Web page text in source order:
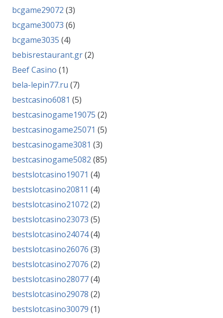
bcgame29072 (3)
bcgame30073 (6)
bcgame3035 (4)
bebisrestaurant.gr(2)
Beef Casino (1)
bela-lepin77.ru (7)
bestcasino6081 (5)
bestcasinogame19075 (2)
bestcasinogame25071 (5)
bestcasinogame3081 (3)
bestcasinogame5082 (85)
bestslotcasino19071 (4)
bestslotcasino20811 (4)
bestslotcasino21072 (2)
bestslotcasino23073 (5)
bestslotcasino24074(4)
bestslotcasino26076 (3)
bestslotcasino27076 (2)
bestslotcasino28077(4)
bestslotcasino29078 (2)
bestslotcasino30079 (1)